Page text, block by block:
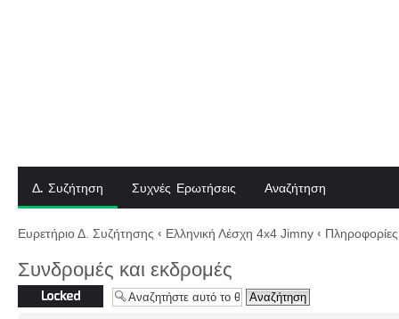
Δ. Συζήτηση Συχνές Ερωτήσεις Αναζήτηση
Ευρετήριο Δ. Συζήτησης ‹ Ελληνική Λέσχη 4x4 Jimny ‹
Συνδρομές και εκδρομές
Το θέμα
κλειδώθηκε